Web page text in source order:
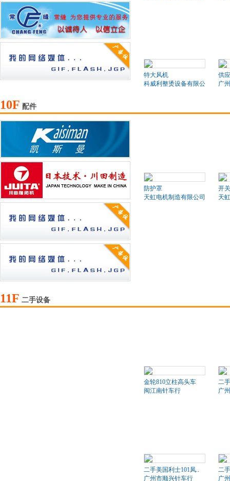
特大风机
科威利整烫设备有限公司
供
广
10F 配件
防护罩
天虹电机制造有限公司
开关
天
11F 二手设备
金轮810立柱高头车
闽江南针车行
二
广
二手美国利士101凤..
广州市顺兴针车行
二
广